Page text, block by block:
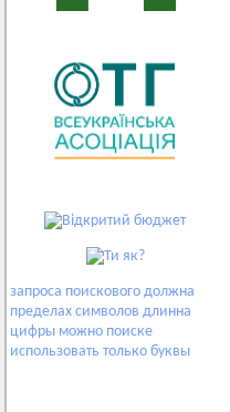
запроса поискового должна
пределах символов длинна
цифры можно поиске
использовать только буквы